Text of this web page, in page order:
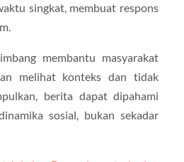
singkat, membuat respons
membantu masyarakat
melihat konteks dan tidak
berita dapat dipahami
sosial, bukan sekadar